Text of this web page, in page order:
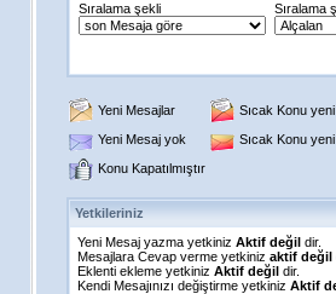
Sıralama şekli
Sıralama
Yeni Mesajlar
Sıcak Konu
Yeni Mesaj yok
Sıcak Konu
Konu Kapatılmıştır
Yetkileriniz
Yeni Mesaj yazma yetkiniz Aktif değildir.
Mesajlara Cevap verme yetkiniz aktif değil
Eklenti ekleme yetkiniz Aktif değildir.
Kendi Mesajınızı değiştirme yetkiniz Aktif